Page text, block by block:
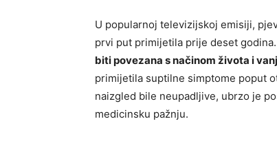
U popularnoj televizijskoj emisiji,
prvi put primijetila prije deset godina.
biti povezana s načinom života i
primijetila suptilne simptome poput
naizgled bile neupadljive, ubrzo je
medicinsku pažnju.